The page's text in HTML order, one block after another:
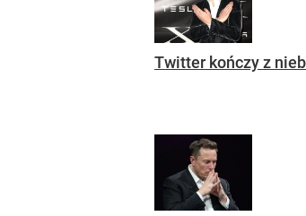
Twitter kończy z